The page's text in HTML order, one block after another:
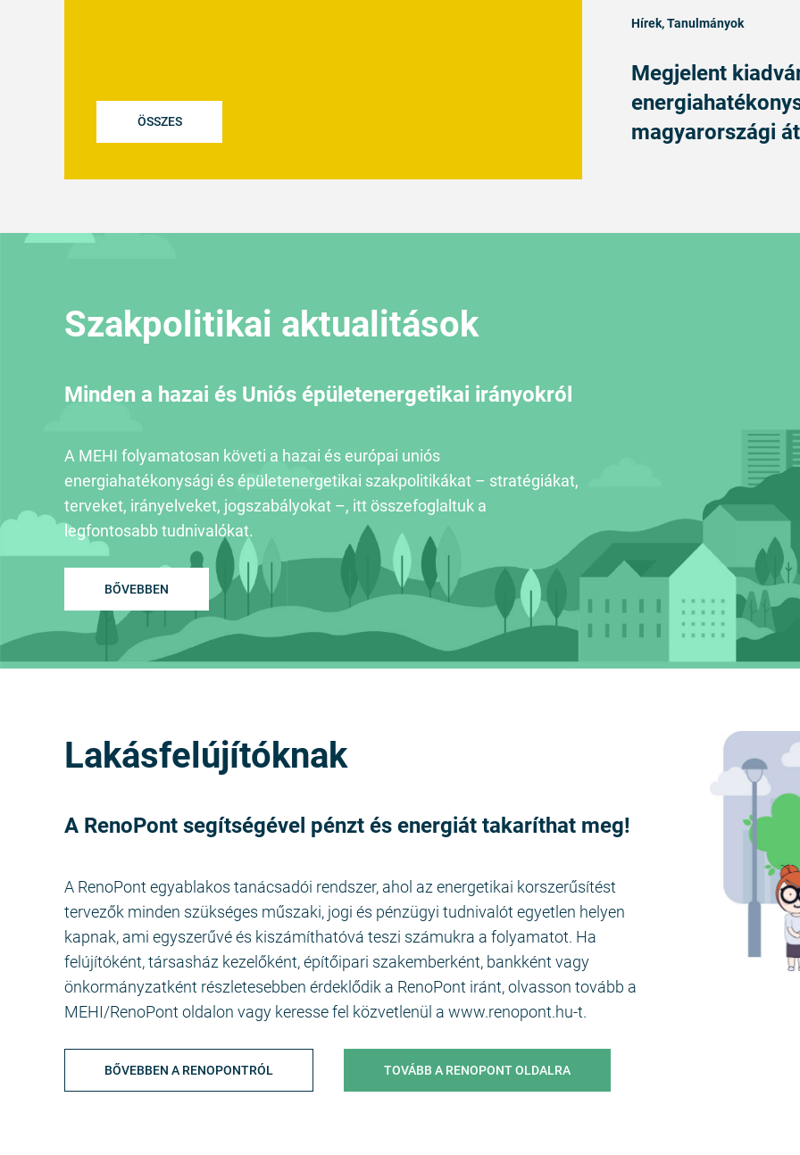
ÖSSZES
Hírek, Tanulmányok
Megjelent
magyarországi
Szakpolitikai aktualitások
Minden a hazai és Uniós épületenergetikai irányokról
A MEHI folyamatosan követi a hazai és európai uniós
energiahatékonysági és épületenergetikai szakpolitikákat – stratégiákat,
terveket, irányelveket, jogszabályokat –, itt összefoglaltuk a
legfontosabb tudnivalókat.
BŐVEBBEN
Lakásfelújítóknak
A RenoPont segítségével pénzt és energiát takaríthat meg!
A RenoPont egyablakos tanácsadói rendszer, ahol az energetikai korszerűsítést
tervezők minden szükséges műszaki, jogi és pénzügyi tudnivalót egyetlen helyen
kapnak, ami egyszerűvé és kiszámíthatóvá teszi számukra a folyamatot. Ha
felújítóként, társasház kezelőként, építőipari szakemberként, bankként vagy
önkormányzatként részletesebben érdeklődik a RenoPont iránt, olvasson tovább a
MEHI/RenoPont oldalon vagy keresse fel közvetlenül a www.renopont.hu-t.
BŐVEBBEN A RENOPONTRÓL TOVÁBB A RENOPONT OLDALRA